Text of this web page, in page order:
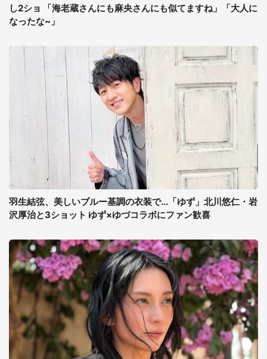
し2ショ 「海老蔵さんにも麻央さんにも似てますね」「大人に
なったな~」
羽生結弦、美しいブルー基調の衣装で...「ゆず」北川悠仁・岩
沢厚治と3ショット ゆず×ゆづコラボにファン歓喜